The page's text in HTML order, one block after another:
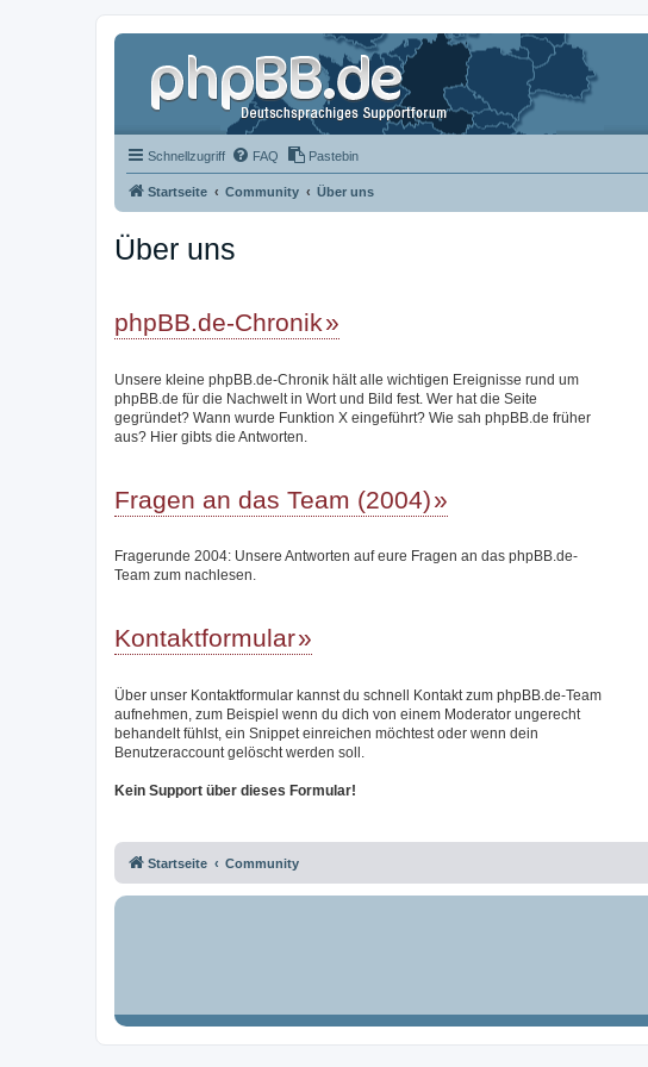
Schnellzugriff FAQ Pastebin
Startseite Community Über uns
Über uns
phpBB.de-Chronik
Unsere kleine phpBB.de-Chronik hält alle wichtigen Ereignisse rund um
phpBB.de für die Nachwelt in Wort und Bild fest. Wer hat die Seite
gegründet? Wann wurde Funktion X eingeführt? Wie sah phpBB.de früher
aus? Hier gibts die Antworten.
Fragen an das Team (2004)
Fragerunde 2004: Unsere Antworten auf eure Fragen an das phpBB.de-
Team zum nachlesen.
Kontaktformular
Über unser Kontaktformular kannst du schnell Kontakt zum phpBB.de-Team
aufnehmen, zum Beispiel wenn du dich von einem Moderator ungerecht
behandelt fühlst, ein Snippet einreichen möchtest oder wenn dein
Benutzeraccount gelöscht werden soll.
Kein Support über dieses Formular!
Startseite Community